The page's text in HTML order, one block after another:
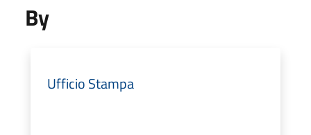
By
Ufficio Stampa